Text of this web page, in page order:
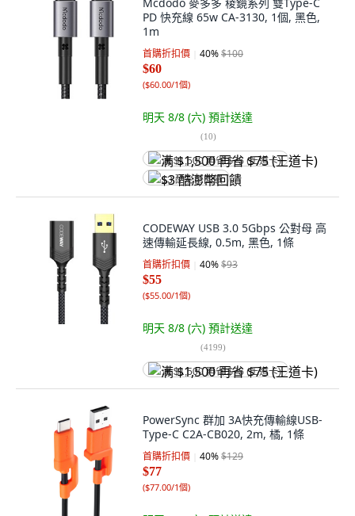
PD 快充線 65w CA-3130, 1個, 黑色,
1m
首購折扣價 40%$100
$60
($60.00/1個)
明天 8/8 (六) 預計送達
(10)
满 $1,500 再省 $75 (王道卡)
$3 酷澎幣回饋
CODEWAY USB 3.0 5Gbps 公對母 高
速傳輸延長線, 0.5m, 黑色, 1條
首購折扣價 40%$93
$55
($55.00/1個)
明天 8/8 (六) 預計送達
(4199)
满 $1,500 再省 $75 (王道卡)
PowerSync 群加 3A快充傳輸線USB-
Type-C C2A-CB020, 2m, 橘, 1條
首購折扣價 40%$129
$77
($77.00/1個)